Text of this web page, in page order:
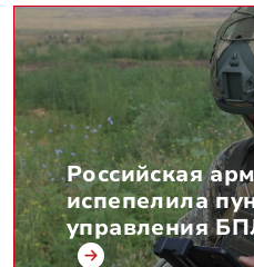
Российская
испепелила
управления